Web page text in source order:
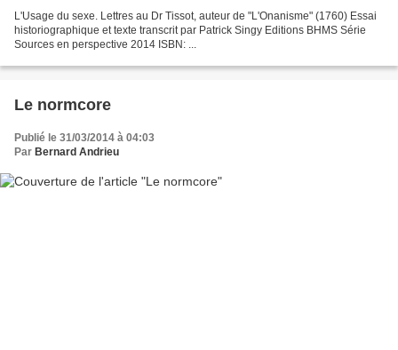
L'Usage du sexe. Lettres au Dr Tissot, auteur de "L'Onanisme" (1760) Essai
historiographique et texte transcrit par Patrick Singy Editions BHMS Série
Sources en perspective 2014 ISBN: ...
Le normcore
Publié le 31/03/2014 à 04:03
Par Bernard Andrieu